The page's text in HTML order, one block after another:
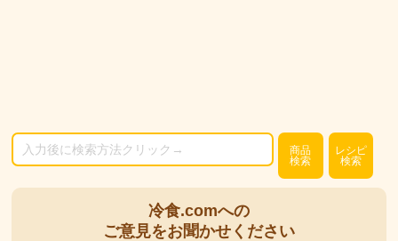
商品
検索
レシピ
検索
冷食.comへの
ご意見をお聞かせください